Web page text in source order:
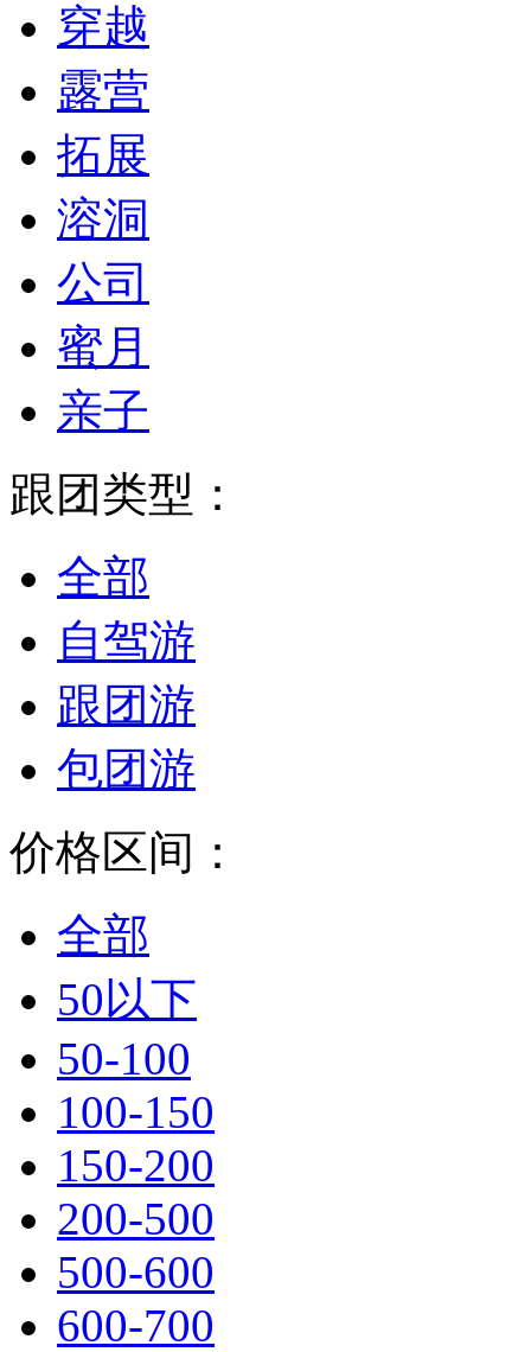
穿越
露营
拓展
溶洞
公司
蜜月
亲子
跟团类型：
全部
自驾游
跟团游
包团游
价格区间：
全部
50以下
50-100
100-150
150-200
200-500
500-600
600-700